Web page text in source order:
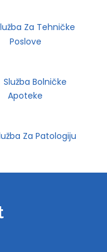
Za Tehničke
Poslove
Služba Bolničke
Apoteke
Za Patologiju